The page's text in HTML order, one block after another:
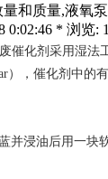
和质量,液氧
0:02:46 * 浏览:
化剂采用湿法
），催化剂中
并浸油后用一块